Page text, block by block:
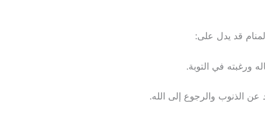
قد يدل على:
ورغبته في التوبة.
عن الذنوب والرجوع إلى الله.